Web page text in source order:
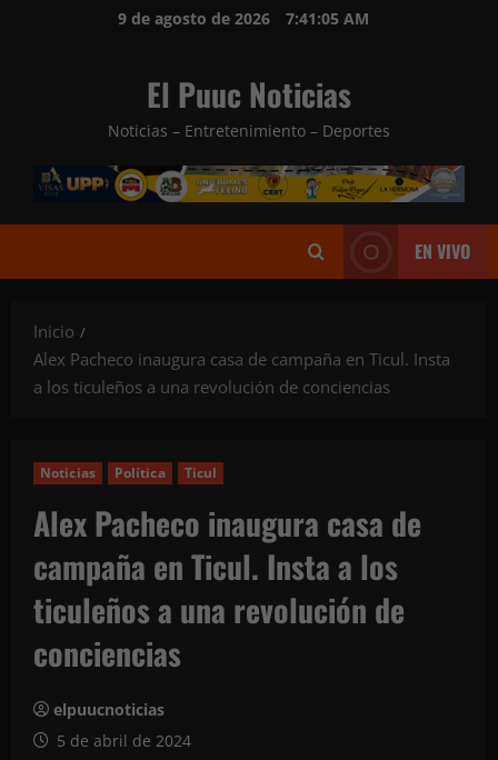
9 de agosto de 2026 7:41:07 AM
El Puuc Noticias
Noticias – Entretenimiento – Deportes
EN VIVO
Inicio
Alex Pacheco inaugura casa de campaña en Ticul. Insta
a los ticuleños a una revolución de conciencias
Noticias Política Ticul
Alex Pacheco inaugura casa de
campaña en Ticul. Insta a los
ticuleños a una revolución de
conciencias
elpuucnoticias
5 de abril de 2024